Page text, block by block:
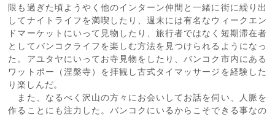
限も過ぎた頃ようやく他のインターン仲間と一緒に街に繰り出
してナイトライフを満喫したり、週末には有名なウィークエン
ドマーケットにいって見物したり、旅行者ではなく短期滞在者
としてバンコクライフを楽しむ方法を見つけられるようになっ
た。アユタヤにいってお寺見物をしたり、バンコク市内にある
ワットポー（涅槃寺）を拝観し古式タイマッサージを経験した
り楽しんだ。
また、なるべく沢山の方々にお会いしてお話を伺い、人脈を
作ることにも注力した。バンコクにいるからこそできる事なの